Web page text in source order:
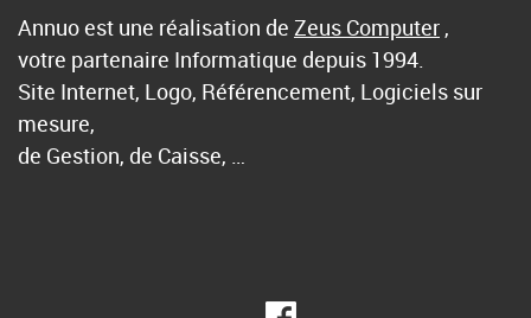
Annuo est une réalisation de Zeus Computer ,
votre partenaire Informatique depuis 1994.
Site Internet, Logo, Référencement, Logiciels sur
mesure,
de Gestion, de Caisse, …